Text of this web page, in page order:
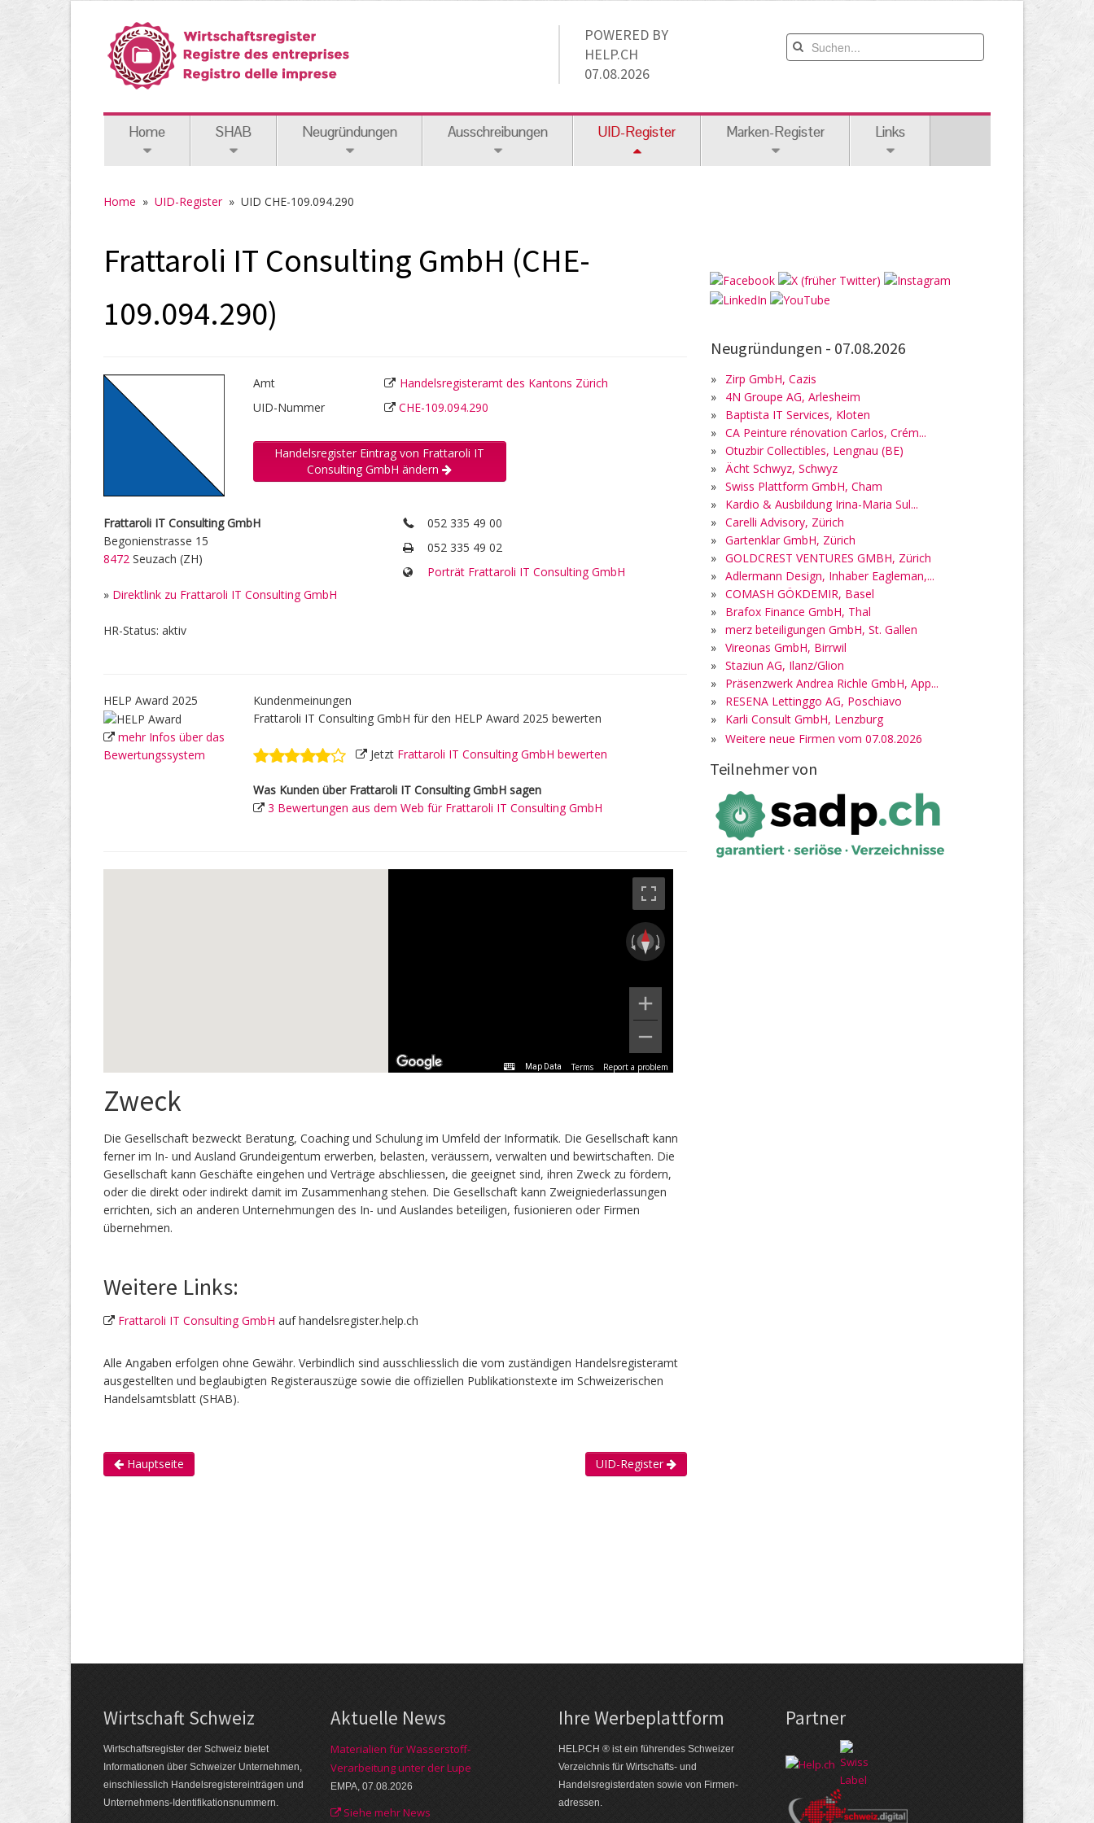
POWERED BY
HELP.CH
07.08.2026
Home SHAB Neugründungen Ausschreibungen UID-Register Marken-Register Links
Home » UID-Register» UID CHE-109.094.290
Frattaroli IT Consulting GmbH (CHE-
109.094.290)
Amt
Handelsregisteramt des Kantons Zürich
UID-Nummer
CHE-109.094.290
Handelsregister Eintrag von Frattaroli IT
Consulting GmbH ändern
Frattaroli IT Consulting GmbH
Begonienstrasse 15
8472 Seuzach (ZH)
» Direktlink zu Frattaroli IT Consulting GmbH
HR-Status: aktiv
052 335 49 00
052 335 49 02
Porträt Frattaroli IT Consulting GmbH
HELP Award 2025
mehr Infos über das
Bewertungssystem
Kundenmeinungen
Frattaroli IT Consulting GmbH für den HELP Award 2025 bewerten
Jetzt Frattaroli IT Consulting GmbH bewerten
Was Kunden über Frattaroli IT Consulting GmbH sagen
3 Bewertungen aus dem Web für Frattaroli IT Consulting GmbH
Map Data Terms Report a problem
Zweck
Die Gesellschaft bezweckt Beratung, Coaching und Schulung im Umfeld der Informatik. Die Gesellschaft kann
ferner im In- und Ausland Grundeigentum erwerben, belasten, veräussern, verwalten und bewirtschaften. Die
Gesellschaft kann Geschäfte eingehen und Verträge abschliessen, die geeignet sind, ihren Zweck zu fördern,
oder die direkt oder indirekt damit im Zusammenhang stehen. Die Gesellschaft kann Zweigniederlassungen
errichten, sich an anderen Unternehmungen des In- und Auslandes beteiligen, fusionieren oder Firmen
übernehmen.
Weitere Links:
Frattaroli IT Consulting GmbH auf handelsregister.help.ch
Alle Angaben erfolgen ohne Gewähr. Verbindlich sind ausschliesslich die vom zuständigen Handelsregisteramt
ausgestellten und beglaubigten Registerauszüge sowie die offiziellen Publikationstexte im Schweizerischen
Handelsamtsblatt (SHAB).
Hauptseite UID-Register
Neugründungen - 07.08.2026
»
Zirp GmbH, Cazis
»
4N Groupe AG, Arlesheim
»
Baptista IT Services, Kloten
» CA Peinture rénovation Carlos, Crém...
» Otuzbir Collectibles, Lengnau (BE)
»
Ächt Schwyz, Schwyz
» Swiss Plattform GmbH, Cham
»
Kardio & Ausbildung Irina-Maria Sul...
» Carelli Advisory, Zürich
» Gartenklar GmbH, Zürich
» GOLDCREST VENTURES GMBH, Zürich
» Adlermann Design, Inhaber Eagleman,...
» COMASH GÖKDEMIR, Basel
»
Brafox Finance GmbH, Thal
» merz beteiligungen GmbH, St. Gallen
» Vireonas GmbH, Birrwil
» Staziun AG, Ilanz/Glion
»
Präsenzwerk Andrea Richle GmbH, App...
»
RESENA Lettinggo AG, Poschiavo
»
Karli Consult GmbH, Lenzburg
» Weitere neue Firmen vom 07.08.2026
Teilnehmer von
Wirtschaft Schweiz
Wirtschaftsregister der Schweiz bietet
Informationen über Schweizer Unternehmen,
einschliesslich Handelsregistereinträgen und
Unternehmens-Identifikationsnummern.
Aktuelle News
Materialien für Wasserstoff-
Verarbeitung unter der Lupe
EMPA, 07.08.2026
Siehe mehr News
Ihre Werbe­plattform
HELP.CH ® ist ein führendes Schweizer
Verzeichnis für Wirtschafts- und
Handelsregisterdaten sowie von Firmen­
adressen.
Partner